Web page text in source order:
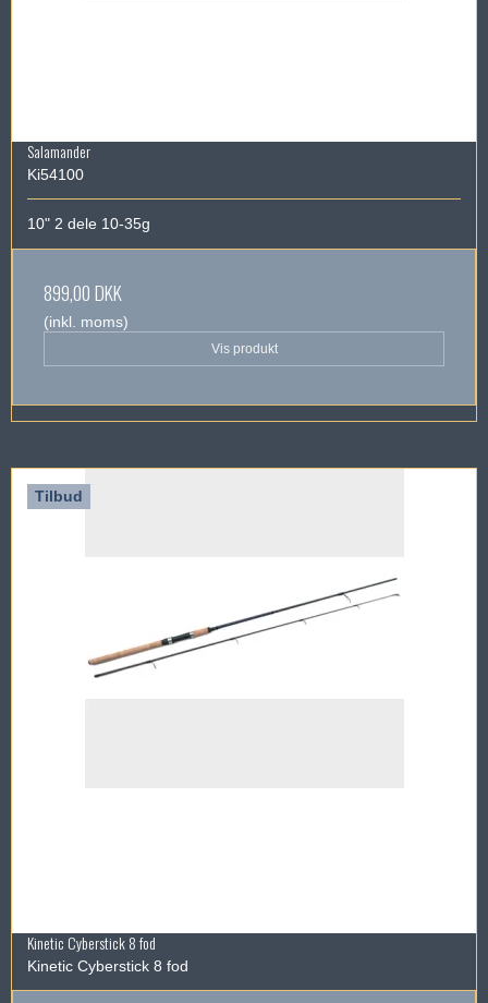
Salamander
Ki54100
10" 2 dele 10-35g
899,00 DKK
(inkl. moms)
Vis produkt
Tilbud
Kinetic Cyberstick 8 fod
Kinetic Cyberstick 8 fod